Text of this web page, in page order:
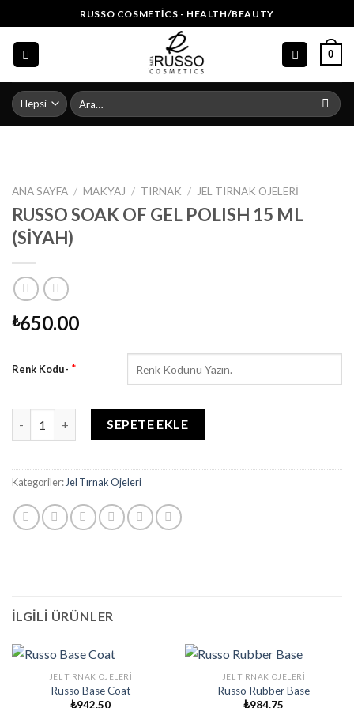
to
content
RUSSO COSMETICS - HEALTH/BEAUTY
0
Ara:
ANA SAYFA / MAKYAJ / TIRNAK / JEL TIRNAK OJELERI
RUSSO SOAK OF GEL POLISH 15 ML
(SİYAH)
₺650.00
Renk Kodu- *
RUSSO SOAK OF GEL POLISH 15 ML (SİYAH) adet
SEPETE EKLE
Kategoriler:Jel Tırnak Ojeleri
İLGILI ÜRÜNLER
JEL TIRNAK OJELERI
Russo Base Coat
₺942.50
JEL TIRNAK OJELERI
Russo Rubber Base
₺984.75